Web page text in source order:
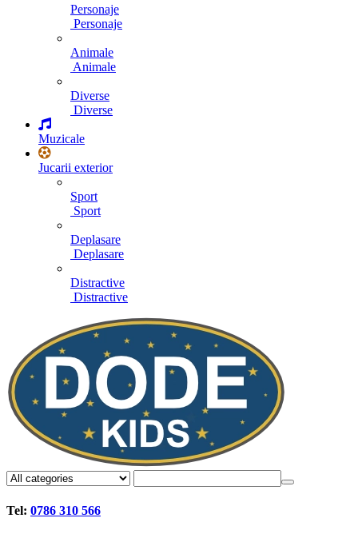
Personaje
Personaje
Animale
Animale
Diverse
Diverse
Muzicale
Jucarii exterior
Sport
Sport
Deplasare
Deplasare
Distractive
Distractive
Tel: 0786 310 566